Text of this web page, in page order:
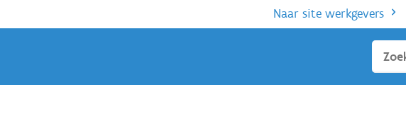
Naar site werkgevers
Sluiten